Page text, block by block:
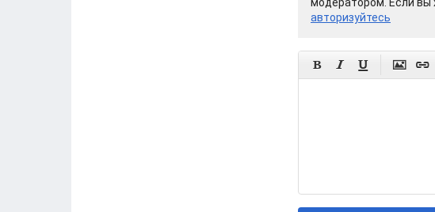
авторизуйтесь
    